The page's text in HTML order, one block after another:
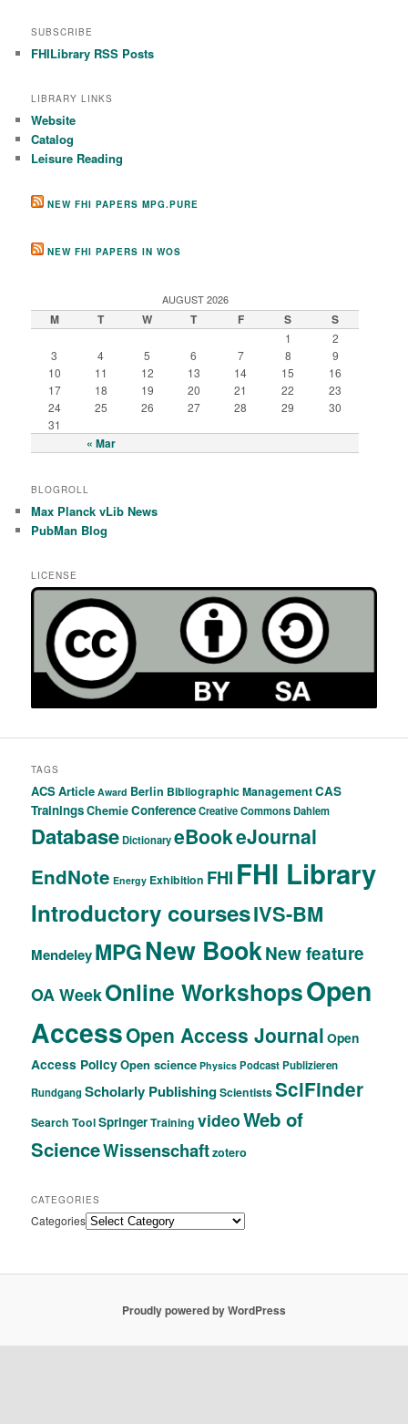
SUBSCRIBE
FHILibrary RSS Posts
LIBRARY LINKS
Website
Catalog
Leisure Reading
NEW FHI PAPERS MPG.PURE
NEW FHI PAPERS IN WOS
AUGUST 2026
M T W T F S S
« Mar
1
2
3
4 5 6 7 8
9
10
11 12 13 14 15
16
17
18 19 20 21 22
23
24
25 26 27 28 29
30
31
BLOGROLL
Max Planck vLib News
PubMan Blog
LICENSE
TAGS
ACSArticle Award Berlin Bibliographic ManagementCAS
TrainingsChemieConferenceCreative CommonsDahlem
DatabaseDictionaryeBookeJournal
EndNote Energy Exhibition FHI FHI Library
Introductory coursesIVS-BM
MendeleyMPGNew BookNew feature
OA WeekOnline WorkshopsOpen
AccessOpen Access Journal Open
Access PolicyOpen science Physics PodcastPublizieren
Rundgang Scholarly PublishingScientistsSciFinder
Search ToolSpringerTraining videoWeb of
ScienceWissenschaftzotero
CATEGORIES
Categories
Proudly powered by WordPress